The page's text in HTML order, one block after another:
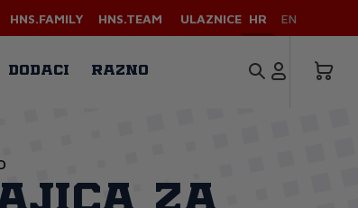
HNS.FAMILY HNS.TEAM ULAZNICE HR EN
DODACI RAZNO
za